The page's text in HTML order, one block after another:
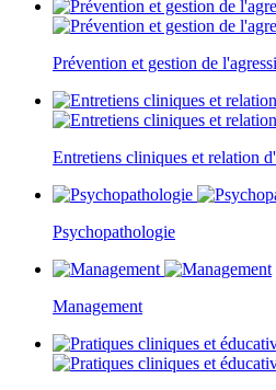
Prévention et gestion de
Entretiens cliniques et relation
Psychopathologie
Management